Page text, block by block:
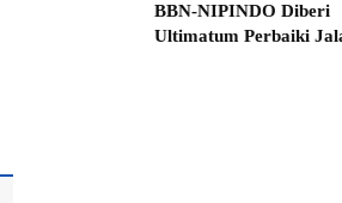
BBN-NIPINDO Diberi
Ultimatum Perbaiki